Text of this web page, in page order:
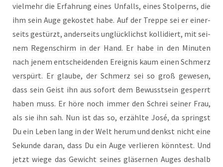
viel­mehr die Erfah­rung eines Unfalls, eines Stol­perns, die
ihm sein Auge gekos­tet habe. Auf der Trep­pe sei er einer­
seits gestürzt, ander­seits unglück­lichst kol­li­diert, mit sei­
nem Regen­schirm in der Hand. Er habe in den Minu­ten
nach jenem ent­schei­den­den Ereig­nis kaum einen Schmerz
ver­spürt. Er glau­be, der Schmerz sei so groß gewe­sen,
dass sein Geist ihn aus sofort dem Bewusst­sein gesperrt
haben muss. Er höre noch immer den Schrei sei­ner Frau,
als sie ihn sah. Nun ist das so, erzähl­te José, da springst
Du ein Leben lang in der Welt her­um und denkst nicht eine
Sekun­de dar­an, dass Du ein Auge ver­lie­ren könn­test. Und
jetzt wie­ge das Gewicht sei­nes glä­ser­nen Auges des­halb